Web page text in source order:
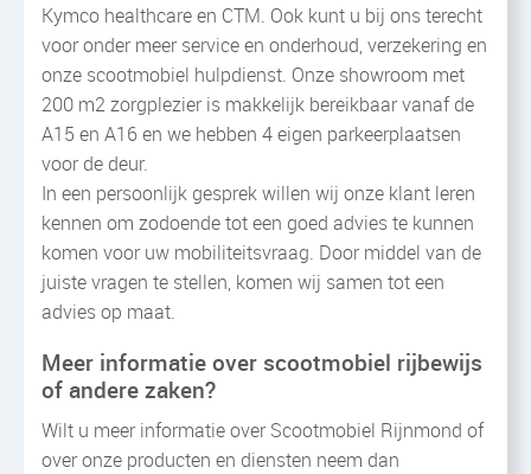
Kymco healthcare en CTM. Ook kunt u bij ons terecht
voor onder meer service en onderhoud, verzekering en
onze scootmobiel hulpdienst. Onze showroom met
200 m2 zorgplezier is makkelijk bereikbaar vanaf de
A15 en A16 en we hebben 4 eigen parkeerplaatsen
voor de deur.
In een persoonlijk gesprek willen wij onze klant leren
kennen om zodoende tot een goed advies te kunnen
komen voor uw mobiliteitsvraag. Door middel van de
juiste vragen te stellen, komen wij samen tot een
advies op maat.
Meer informatie over scootmobiel rijbewijs
of andere zaken?
Wilt u meer informatie over Scootmobiel Rijnmond of
over onze producten en diensten neem dan